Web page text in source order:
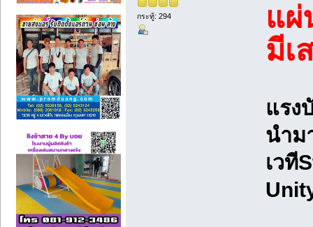
กระทู้: 294
แผ่
มีเ
แรง
นำม
เวที